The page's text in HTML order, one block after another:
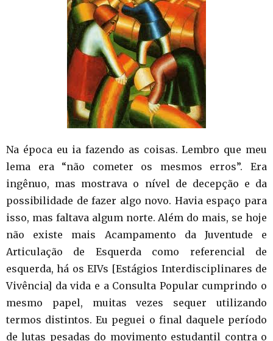
Na época eu ia fazendo as coisas. Lembro que meu
lema era “não cometer os mesmos erros”. Era
ingênuo, mas mostrava o nível de decepção e da
possibilidade de fazer algo novo. Havia espaço para
isso, mas faltava algum norte. Além do mais, se hoje
não existe mais Acampamento da Juventude e
Articulação de Esquerda como referencial de
esquerda, há os EIVs [Estágios Interdisciplinares de
Vivência] da vida e a Consulta Popular cumprindo o
mesmo papel, muitas vezes sequer utilizando
termos distintos. Eu peguei o final daquele período
de lutas pesadas do movimento estudantil contra o